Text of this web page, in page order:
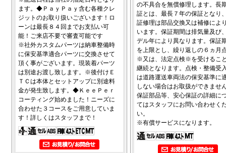
ます。◆ＰａｙＰａｙ含む各種クレ
ジットのお取り扱いございます！ロ
ーンは最長８４回までお支払い可
能！ご来店不要で審査可能です
※社外カスタムパーツは納車整備時
に保安基準適合パーツに交換させて
頂く事がございます。現装着パーツ
は別途お渡し致します。※後付けＥ
ＴＣは本体とセットアップに別途料
金が発生致します。◆ＫｅｅＰｅｒ
コーティング始めました！ニーズに
合わせた３コースをご用意していま
す！詳しくはスタッフまで！
の不具合を無償修理します。長
証とは、最長７年の保証となり
証修理は部品交換又は補修によ
います。保証期間は排気量及び
デル年により異なります。保証
を上限とし、繰り返しの６ヵ月
※又は、法定点検※を受けるこ
継続となります。点検・整備受
は道路運送車両法の保安基準に
しない場合はお取扱ができませ
保証部品等、安心保証の詳細に
てはスタッフにお問い合わせく
い。
※有償サービスになります。